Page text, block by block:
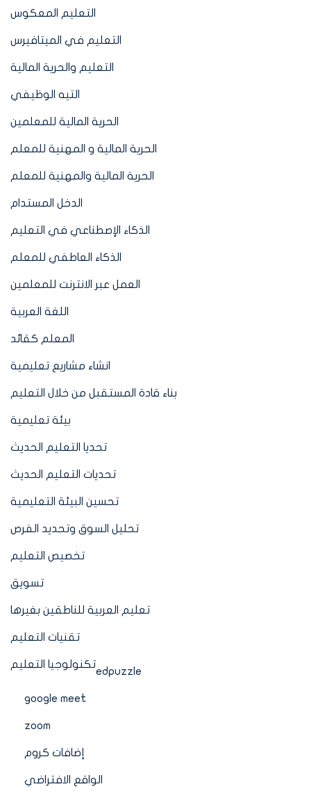
التعليم المعكوس
التعليم في الميتافيرس
التعليم والحرية المالية
التيه الوظيفي
الحرية المالية للمعلمين
الحرية المالية و المهنية للمعلم
الحرية المالية والمهنية للمعلم
الدخل المستدام
الذكاء الإصطناعي في التعليم
الذكاء العاطفي للمعلم
العمل عبر الانترنت للمعلمين
اللغة العربية
المعلم كقائد
انشاء مشاريع تعليمية
بناء قادة المستقبل من خلال التعليم
بيئة تعليمية
تحديا التعليم الحديث
تحديات التعليم الحديث
تحسين البيئة التعليمية
تحليل السوق وتحديد الفرص
تخصيص التعليم
تسويق
تعليم العربية للناطقين بغيرها
تقنيات التعليم
تكنولوجيا التعليم
edpuzzle
google meet
zoom
إضافات كروم
الواقع الافتراضي